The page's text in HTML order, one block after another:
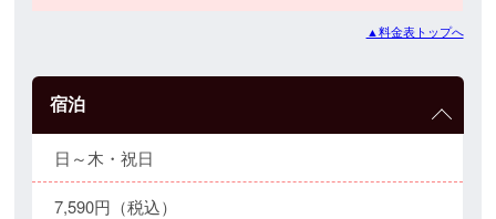
▲料金表トップへ
宿泊
日～木・祝日
7,590円（税込）